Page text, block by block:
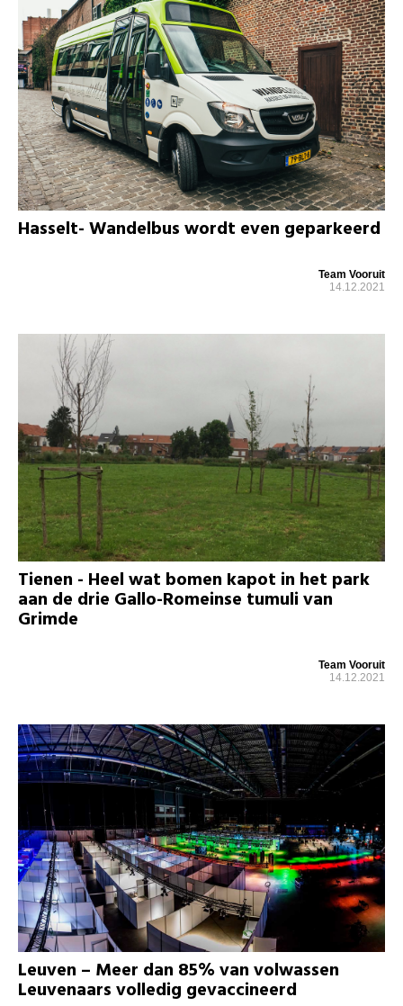
Hasselt- Wandelbus wordt even geparkeerd
Team Vooruit
14.12.2021
Tienen - Heel wat bomen kapot in het park
aan de drie Gallo-Romeinse tumuli van
Grimde
Team Vooruit
14.12.2021
Leuven – Meer dan 85% van volwassen
Leuvenaars volledig gevaccineerd